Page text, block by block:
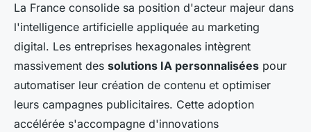
La France consolide sa position d'acteur majeur dans
l'intelligence artificielle appliquée au marketing
digital. Les entreprises hexagonales intègrent
massivement des solutions IA personnalisées pour
automatiser leur création de contenu et optimiser
leurs campagnes publicitaires. Cette adoption
accélérée s'accompagne d'innovations